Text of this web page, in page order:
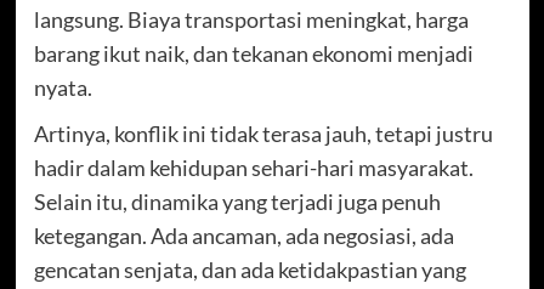
langsung. Biaya transportasi meningkat, harga
barang ikut naik, dan tekanan ekonomi menjadi
nyata.
Artinya, konflik ini tidak terasa jauh, tetapi justru
hadir dalam kehidupan sehari-hari masyarakat.
Selain itu, dinamika yang terjadi juga penuh
ketegangan. Ada ancaman, ada negosiasi, ada
gencatan senjata, dan ada ketidakpastian yang